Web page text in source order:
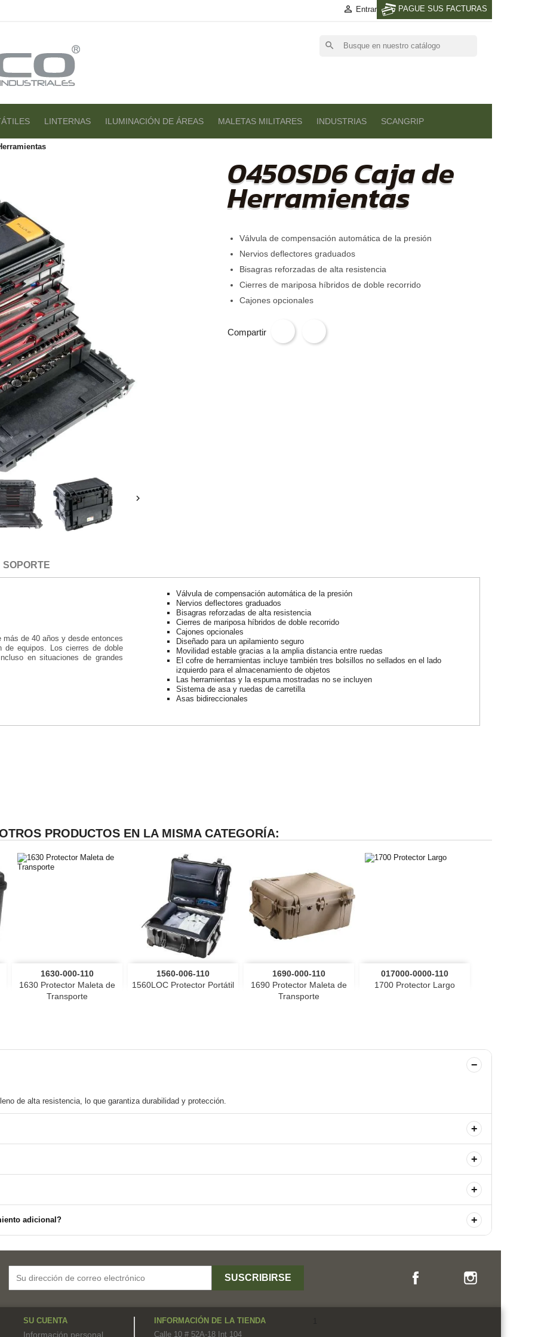
 Entrar PAGUE SUS FACTURAS
search
LINTERNAS ILUMINACIÓN DE ÁREAS MALETAS MILITARES INDUSTRIAS SCANGRIP

0450SD6 Caja de
Herramientas
Válvula de compensación automática de la presión
Nervios deflectores graduados
Bisagras reforzadas de alta resistencia
Cierres de mariposa híbridos de doble recorrido
Cajones opcionales
Compartir
SOPORTE
de 40 años y desde entonces
de equipos. Los cierres de doble
en situaciones de grandes
Válvula de compensación automática de la presión
Nervios deflectores graduados
Bisagras reforzadas de alta resistencia
Cierres de mariposa híbridos de doble recorrido
Cajones opcionales
Diseñado para un apilamiento seguro
Movilidad estable gracias a la amplia distancia entre ruedas
El cofre de herramientas incluye también tres bolsillos no sellados en el lado
izquierdo para el almacenamiento de objetos
Las herramientas y la espuma mostradas no se incluyen
Sistema de asa y ruedas de carretilla
Asas bidireccionales
PRODUCTOS EN LA MISMA CATEGORÍA:
1630-000-110
1630 Protector Maleta de
Transporte
Vista rápida
negroDesierto
1560-006-110
1560LOC Protector Portátil
Vista rápida
1690-000-110
1690 Protector Maleta de
Transporte
Vista rápida
negroVerdeOD
Desierto
017000-0000-110
1700 Protector Largo
Vista rápida
negro VerdeODDesierto
−
+
+
+
adicional? +
YouTube
SU CUENTA
Información personal
INFORMACIÓN DE LA TIENDA
Calle 10 # 52A-18 Int 104